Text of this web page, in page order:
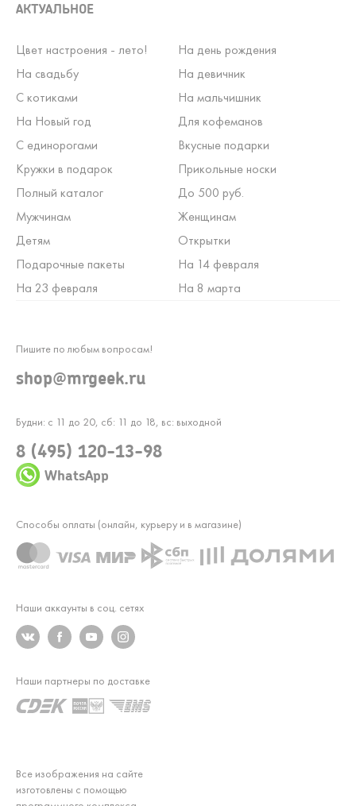
АКТУАЛЬНОЕ
Цвет настроения - лето!
На день рождения
На свадьбу
На девичник
С котиками
На мальчишник
На Новый год
Для кофеманов
С единорогами
Вкусные подарки
Кружки в подарок
Прикольные носки
Полный каталог
До 500 руб.
Мужчинам
Женщинам
Детям
Открытки
Подарочные пакеты
На 14 февраля
На 23 февраля
На 8 марта
Будни: с 11 до 20, сб: 11 до 18, вс: выходной
8 (495) 120-13-98
WhatsApp
Пишите по любым вопросам!
shop@mrgeek.ru
Наши аккаунты в соц. сетях
Все изображения на сайте
изготовлены с помощью
Способы оплаты (онлайн, курьеру и в магазине)
Наши партнеры по доставке